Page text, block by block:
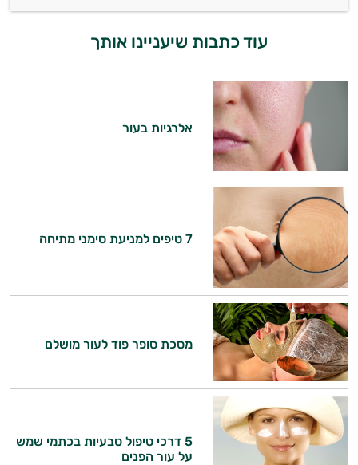
עוד כתבות שיעניינו אותך
אלרגיות בעור
7 טיפים למניעת סימני מתיחה
מסכת סופר פוד לעור מושלם
5 דרכי טיפול טבעיות בכתמי שמש
על עור הפנים